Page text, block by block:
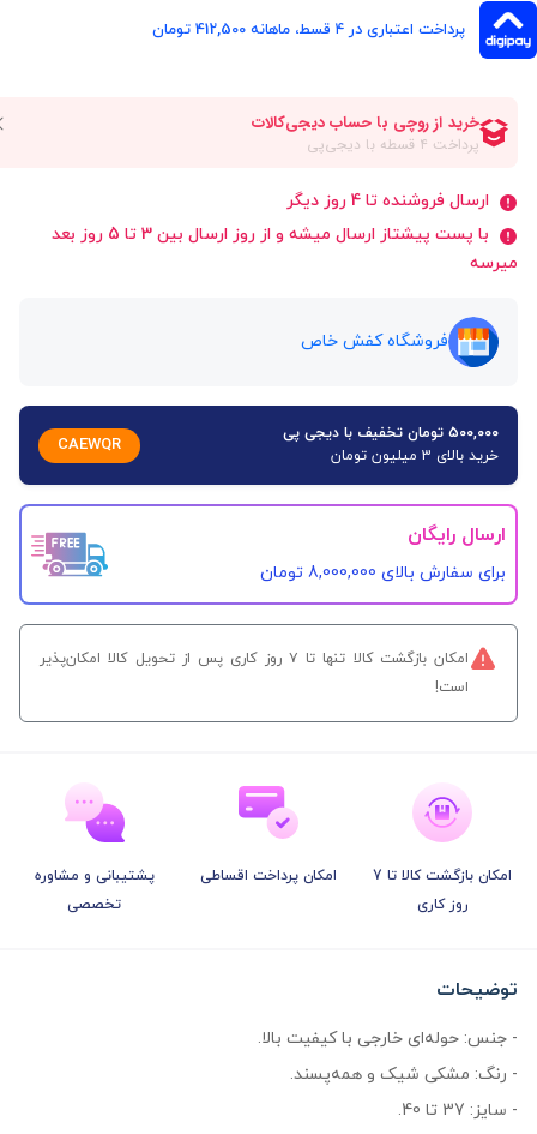
پرداخت اعتباری در ۴ قسط، ماهانه 412,500 تومان
ارسال فروشنده تا 4 روز دیگر
با پست پیشتاز ارسال میشه و از روز ارسال بین 3 تا 5 روز بعد
میرسه
فروشگاه کفش خاص
۵۰۰,۰۰۰ تومان تخفیف با دیجی پی
خرید بالای 3 میلیون تومان
CAEWQR
ارسال رایگان
برای سفارش‌ بالای 8,000,000 تومان
امکان بازگشت کالا تنها تا ۷ روز کاری پس از تحویل کالا امکان‌پذیر
است!
امکان بازگشت کالا تا 7
روز کاری
امکان پرداخت اقساطی
پشتیبانی و مشاوره
تخصصی
توضیحات
- جنس: حوله‌ای خارجی با کیفیت بالا.
- رنگ: مشکی شیک و همه‌پسند.
- سایز: 37 تا 40.